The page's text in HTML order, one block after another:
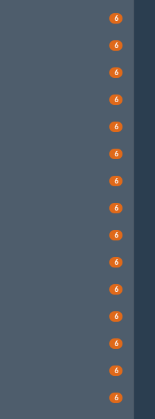
6
6
6
6
6
6
6
6
6
6
6
6
6
6
6